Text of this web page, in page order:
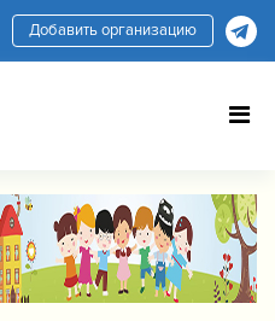
Добавить организацию